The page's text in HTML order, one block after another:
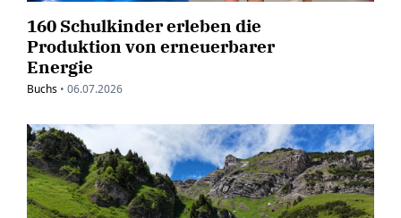
160 Schulkinder erleben die
Produktion von erneuerbarer
Energie
Buchs • 06.07.2026